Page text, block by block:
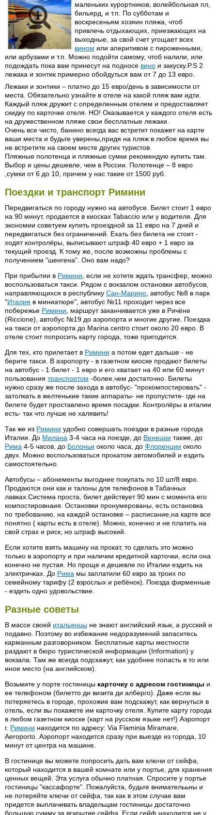
маленьких курортников, волейбольная пл,
бильярд, и т.п. По субботам и
воскресеньям хозяин пляжа, чтоб
привлечь отдыхающих, приезжающих на
выходные, за свой счет угощает всех
вином или аперитивом с пироженными,
или арбузами и т.п. Можно подойти самому, чтоб налили, или
подождать пока вам принесут на подносе вино и закуску.P.S 2
лежака и зонтик примерно обойдуться вам от 7 до 13 евро.
Лежаки и зонтики – платно до 15 евро/день в зависимости от
места. Обязательно узнайте в отеле на какой пляж вам идти.
Каждый пляж дружит с определенным отелем и предоставляет
скидку по карточке отеля. НО! Оказывается у каждого отеля есть
на дружественном пляже свои бесплатные лежаки.
Очень все чисто, банино всегда вас встретит покажет на карте
ваши места и будьте уверены,придя на пляж в любое время вы
не встретите на своем месте других туристов.
Пляжные полотенца и пляжные сумки рекомендую купить там.
Выбор и цены дешевле, чем в России. Полотенце – 8 евро
,сумки от 6 до 10, причем у нас такие от 1500 руб.
Поездки и транспорт Римини
Передвигаться по городу нужно на автобусе. Билет стоит 1 евро
на 90 минут, продается в киосках Tabaccio или у водителя. Для
экономии советуем купить проездной за 11 евро на 7 дней и
передвигаться без ограничений. Ехать без билета не стоит -
ходят контролёры, выписывают штраф 40 евро + 1 евро за
текущий проезд. К тому же, после возможны проблемы с
получением "шенгена". Оно вам надо?
При прибытии в Римини , если не хотите ждать трансфер, можно
воспользоваться такси. Рядом с вокзалом остановки автобусов,
направляющихся в республику Сан-Марино , автобус №8 в парк
"Италия в миниатюре", автобус №11 проходит через все
побережье Римини , маршрут заканчивается уже в Ричёне
(Riccione), автобус №19 до аэропорта и многие другие. Поездка
на такси от аэропорта до Marina centro стоит около 20 евро. В
отеле стоит попросить карту города, тоже пригодится.
Для тех, кто прилетает в Римини а потом едет дальше - не
берите такси. В аэропорту - в газетном киоске продают билеты
на автобус - 1 билет - 1 евро и его хватает на 40 или 60 минут
пользования транспортом -более,чем достаточно. Билеты
нужно сразу же после захода в автобус- "прокомпостировать" -
затолкать в желтенькие такие аппараты- не пропустите- где на
билете будет проставлено время посадки. Контролёры в италии
есть- так что лучше не халявить!
Так же из Римини удобно совершать поездки в разные города
Италии. До Милана 3-4 часа на поезде, до Венеции также, до
Рима 4-5 часов, до Болоньи около часа, до Флоренции около
двух. Можно воспользоваться прокатом автомобилей и ездить
самостоятельно.
Автобусы – абонементы выгоднее покупать по 10 шт/8 евро.
Продаются они как и талоны для телефонов в Табачных
лавках.Система проста, билет действует 90 мин с момента его
компостировнаия. Остановки пронумерованы, есть остановка
по требованию, на каждой остановке – расписание,на карте все
понятно ( карты есть в отеле). Можно, конечно и не платить на
свой страх и риск, но штраф высокий.
Если хотите взять машину на прокат, то сделать это можно
только в аэропорту и при наличии кредитной карточки, если она
конечно не пустая. Но проще и дешевле по Италии ездить на
электричках. До Рима мы заплатили 60 евро за троих по
семейному тарифу (2 взрослых и ребёнок). Поезда фирменные
- ездить одно удовольствие.
Разные советы
В массе своей итальянцы не знают английский язык, а русский и
подавно. Поэтому во избежание недоразумений запаситесь
карманным разговорником. Бесплатные карты местности
раздают в бюро туристической информации (Information) у
вокзала. Там же всегда подскажут, как удобнее попасть в то или
иное место (на английском).
Возьмите у порте гостиницы карточку с адресом гостиницы и
ее телефоном (билетто ди визита ди алберго). Даже если вы
потеряетесь в городе, прохожие вам подскажут, как вернуться в
отель, если вы покажете им карточку отеля. Купите карту города
в любом газетном киоске (карт на русском языке нет!) Аэропорт
г. Римини находится по адресу: Via Flaminia Miramare,
Aeroporto. Аэропорт находится сразу при выезде из города, 10
минут от центра на машине.
В гостинице вы можете попросить дать вам ключи от сейфа,
который находится в вашей комнате или у портье, для хранения
ценных вещей. Эта услуга обычно платная. Спросите у портье
гостиницы "кассафорте". Пожалуйста, будьте внимателььны и
не потеряйте ключи от сейфа, так как в этом случае вам
придется выплачивать владельцам гостиницы достаточно
большую сумму за вскрытие сейфа. Если сейф находится не у